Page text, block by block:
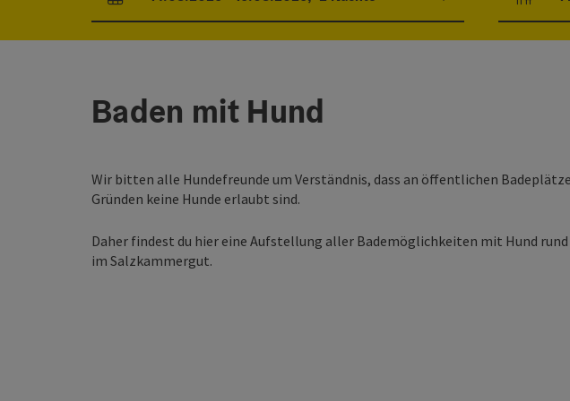
An- und Abreisefelder
Baden mit Hund
Wir bitten alle Hundefreunde um Verständnis, dass an öffentlichen
Gründen keine Hunde erlaubt sind.
Daher findest du hier eine Aufstellung aller Bademöglichkeiten mit Hund rund
im Salzkammergut.